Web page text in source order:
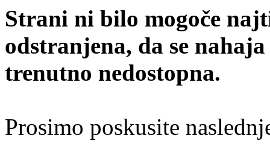
Strani ni bilo mogoče
odstranjena, da se
trenutno nedostopna.
Prosimo poskusite